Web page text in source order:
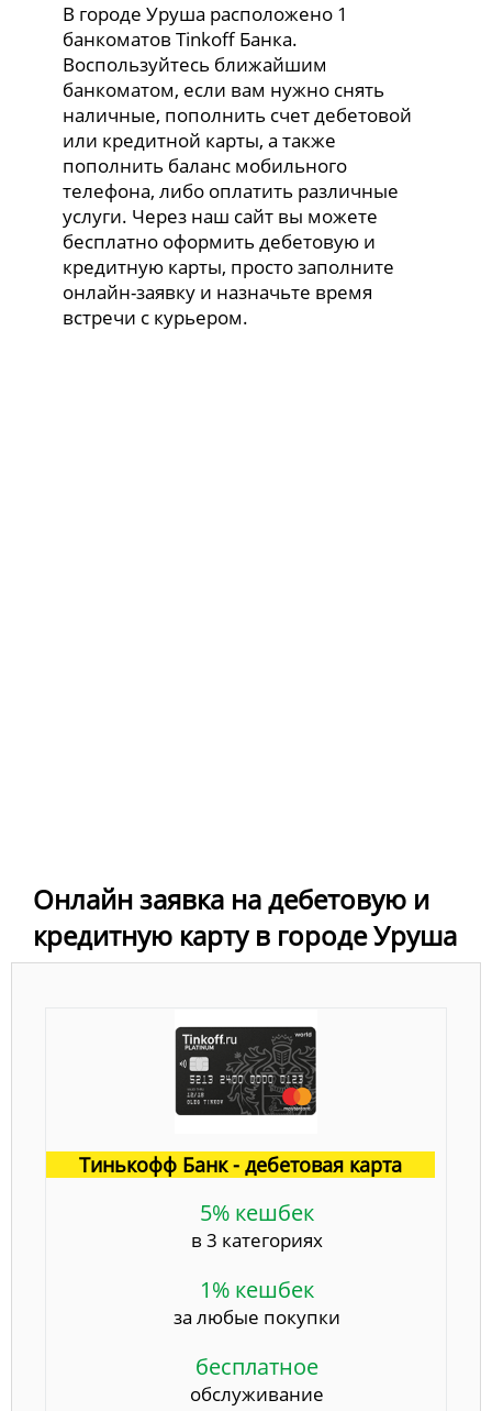
В городе Уруша расположено 1
банкоматов Tinkoff Банка.
Воспользуйтесь ближайшим
банкоматом, если вам нужно снять
наличные, пополнить счет дебетовой
или кредитной карты, а также
пополнить баланс мобильного
телефона, либо оплатить различные
услуги. Через наш сайт вы можете
бесплатно оформить дебетовую и
кредитную карты, просто заполните
онлайн-заявку и назначьте время
встречи с курьером.
Онлайн заявка на дебетовую и
кредитную карту в городе Уруша
Тинькофф Банк - дебетовая карта
5% кешбек
в 3 категориях
1% кешбек
за любые покупки
бесплатное
обслуживание